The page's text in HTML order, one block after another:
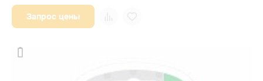
Запрос цены